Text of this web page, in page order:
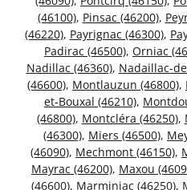
(46100), Pinsac (46200),
(46220), Payrignac (46300),
Padirac (46500), Orniac
Nadillac (46360), Nadaillac-
(46600), Montlauzun (46800),
et-Bouxal (46210),
(46800), Montcléra (46250),
(46300), Miers (46500),
(46090), Mechmont (46150),
Mayrac (46200), Maxou
(46600), Marminiac (46250),